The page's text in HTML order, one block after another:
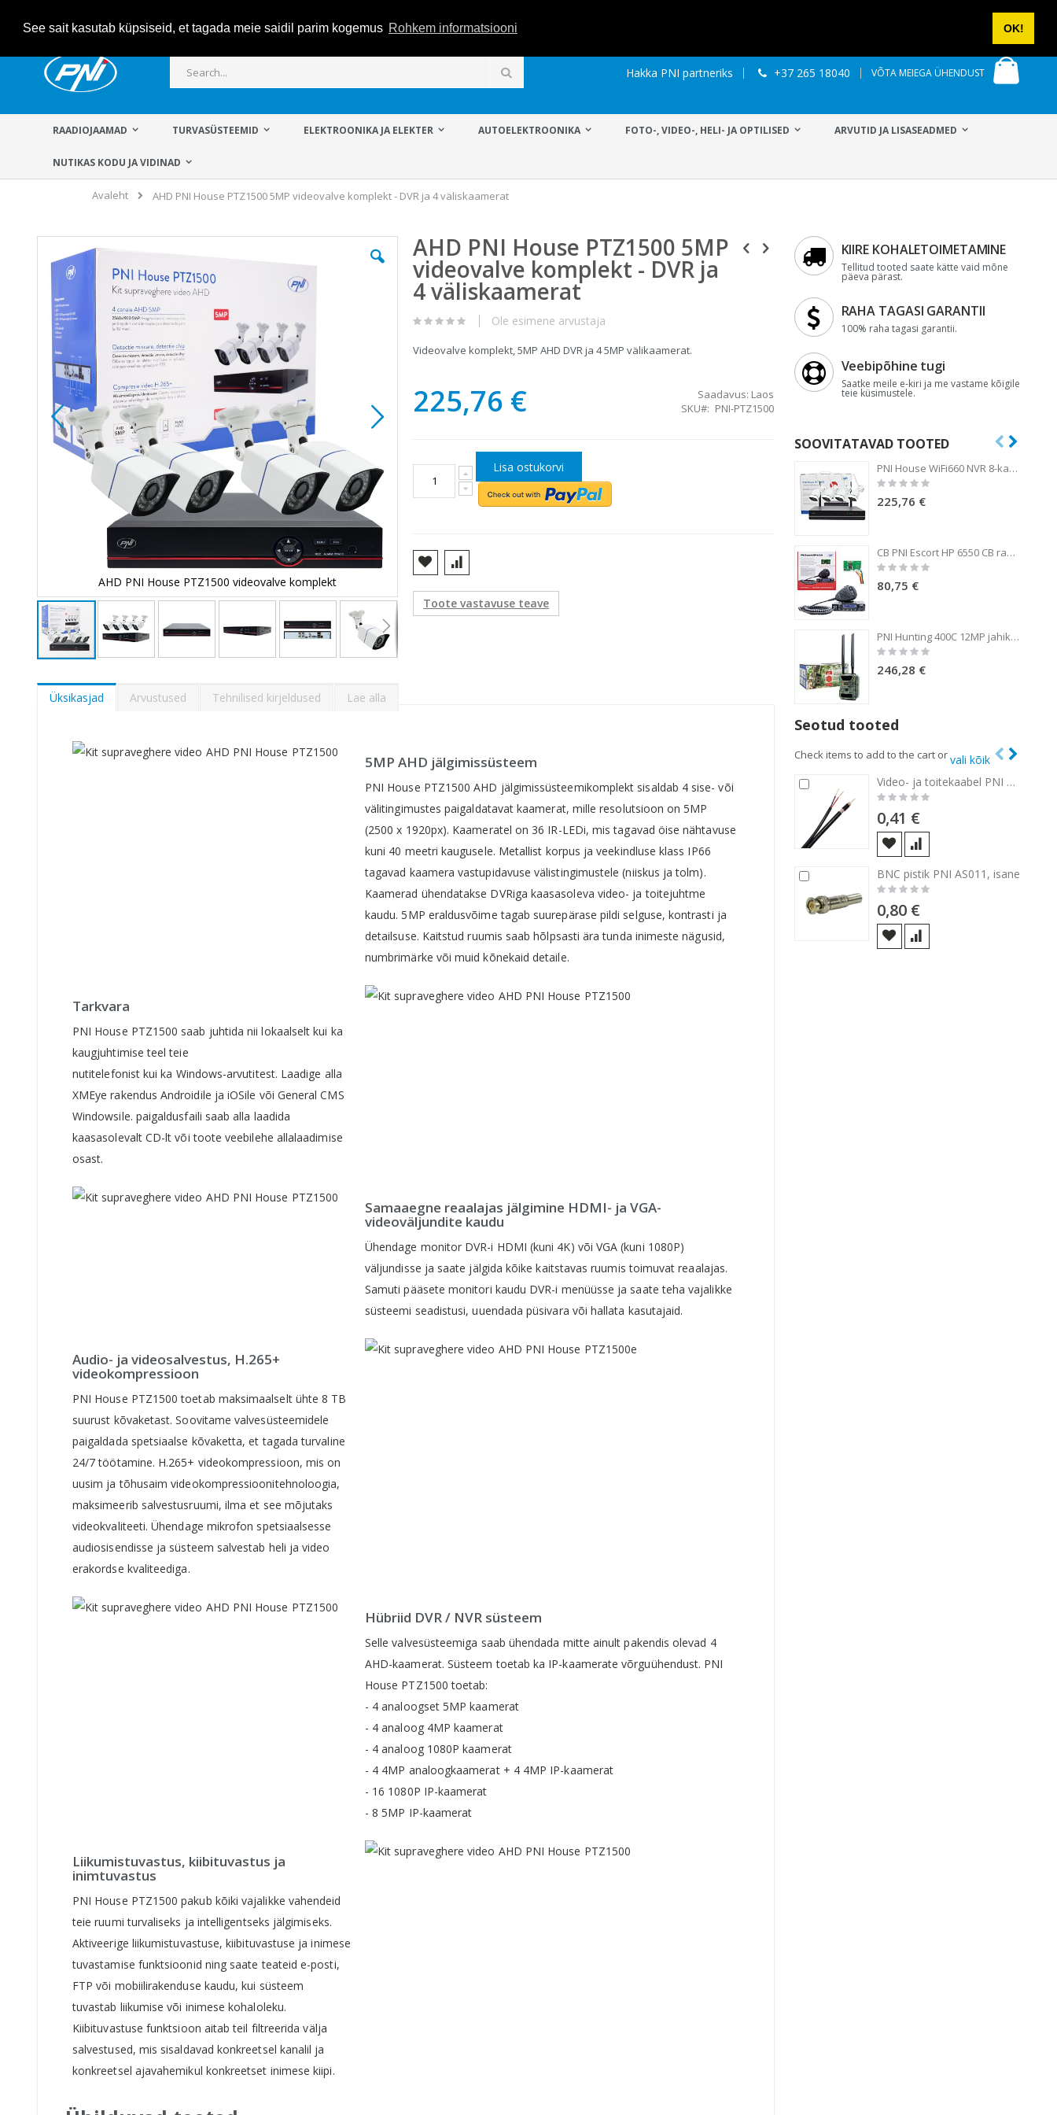
See sait kasutab küpsiseid, et tagada meie saidil parim kogemus Rohkem informatsiooni OK!
to
UUS KONTO
Hakka PNI partneriks +37 265 18040 VÕTA MEIEGA ÜHENDUST
RAADIOJAAMAD TURVASÜSTEEMID ELEKTROONIKA JA ELEKTER AUTOELEKTROONIKA FOTO-, VIDEO-, HELI- JA OPTILISED ARVUTID JA LISASEADMED
NUTIKAS KODU JA VIDINAD
Avaleht AHD PNI House PTZ1500 5MP videovalve komplekt - DVR ja 4 väliskaamerat
images
gallery
AHD PNI House PTZ1500 videovalve komplekt
to
the
AHD PNI House PTZ1500 5MP
videovalve komplekt - DVR ja
4 väliskaamerat
Ole esimene arvustaja
Videovalve komplekt, 5MP AHD DVR ja 4 5MP välikaamerat.
225,76 € Saadavus: Laos
SKU
PNI-PTZ1500
Lisa ostukorvi
Toote vastavuse teave
Üksikasjad
5MP AHD jälgimissüsteem
PNI House PTZ1500 AHD jälgimissüsteemikomplekt sisaldab 4 sise- või
välitingimustes paigaldatavat kaamerat, mille resolutsioon on 5MP
(2500 x 1920px). Kaameratel on 36 IR-LEDi, mis tagavad öise nähtavuse
kuni 40 meetri kaugusele. Metallist korpus ja veekindluse klass IP66
tagavad kaamera vastupidavuse välistingimustele (niiskus ja tolm).
Kaamerad ühendatakse DVRiga kaasasoleva video- ja toitejuhtme
kaudu. 5MP eraldusvõime tagab suurepärase pildi selguse, kontrasti ja
detailsuse. Kaitstud ruumis saab hõlpsasti ära tunda inimeste nägusid,
numbrimärke või muid kõnekaid detaile.
Tarkvara
PNI House PTZ1500 saab juhtida nii lokaalselt kui ka
kaugjuhtimise teel teie
nutitelefonist kui ka Windows-arvutitest. Laadige alla
XMEye rakendus Androidile ja iOSile või General CMS
Windowsile. paigaldusfaili saab alla laadida
kaasasolevalt CD-lt või toote veebilehe allalaadimise
osast.
Samaaegne reaalajas jälgimine HDMI- ja VGA-
videoväljundite kaudu
Ühendage monitor DVR-i HDMI (kuni 4K) või VGA (kuni 1080P)
väljundisse ja saate jälgida kõike kaitstavas ruumis toimuvat reaalajas.
Samuti pääsete monitori kaudu DVR-i menüüsse ja saate teha vajalikke
süsteemi seadistusi, uuendada püsivara või hallata kasutajaid.
Audio- ja videosalvestus, H.265+
videokompressioon
PNI House PTZ1500 toetab maksimaalselt ühte 8 TB
suurust kõvaketast. Soovitame valvesüsteemidele
paigaldada spetsiaalse kõvaketta, et tagada turvaline
24/7 töötamine. H.265+ videokompressioon, mis on
uusim ja tõhusaim videokompressioonitehnoloogia,
maksimeerib salvestusruumi, ilma et see mõjutaks
videokvaliteeti. Ühendage mikrofon spetsiaalsesse
audiosisendisse ja süsteem salvestab heli ja video
erakordse kvaliteediga.
Hübriid DVR / NVR süsteem
Selle valvesüsteemiga saab ühendada mitte ainult pakendis olevad 4
AHD-kaamerat. Süsteem toetab ka IP-kaamerate võrguühendust. PNI
House PTZ1500 toetab:
- 4 analoogset 5MP kaamerat
- 4 analoog 4MP kaamerat
- 4 analoog 1080P kaamerat
- 4 4MP analoogkaamerat + 4 4MP IP-kaamerat
- 16 1080P IP-kaamerat
- 8 5MP IP-kaamerat
Liikumistuvastus, kiibituvastus ja
inimtuvastus
PNI House PTZ1500 pakub kõiki vajalikke vahendeid
teie ruumi turvaliseks ja intelligentseks jälgimiseks.
Aktiveerige liikumistuvastuse, kiibituvastuse ja inimese
tuvastamise funktsioonid ning saate teateid e-posti,
FTP või mobiilirakenduse kaudu, kui süsteem
tuvastab liikumise või inimese kohaloleku.
Kiibituvastuse funktsioon aitab teil filtreerida välja
salvestused, mis sisaldavad konkreetsel kanalil ja
konkreetsel ajavahemikul konkreetset inimese kiipi.
Arvustused Tehnilised kirjeldused Lae alla
KIIRE KOHALETOIMETAMINE
Tellitud tooted saate kätte vaid mõne
päeva pärast.
RAHA TAGASI GARANTII
100% raha tagasi garantii.
Veebipõhine tugi
Saatke meile e-kiri ja me vastame kõigile
teie küsimustele.
SOOVITATAVAD TOOTED
PNI House WiFi660 NVR 8-kanaliline videovalve komplekt 4 välistingimustes kasutatava juhtmevaba kaameraga 3MP, P2P, IP66
Rating:
0%
225,76 €
CB PNI Escort HP 6550 CB raadiojaam koos paigaldatud PNI ECH01-ga, multistandardne, 4W, AM-FM, 12V, ASQ, kajarežiimiga
Rating:
0%
80,75 €
PNI Hunting 400C 12MP jahikaamera 4G LTE internetiga, GPS, edastab samaaegselt videot ja fotot telefonis, 4 meili, FTP, full HD 1080P, Night Vision, 57 nähtamatut LED-i loomadele
Rating:
0%
246,28 €
Seotud tooted
Check items to add to the cart orvali kõik
Video- ja toitekaabel PNI CCTV-B valvekaamerale 1 meetri kaugusel
Rating:
0%
0,41 €
ostukorvi
BNC pistik PNI AS011, isane
Rating:
0%
0,80 €